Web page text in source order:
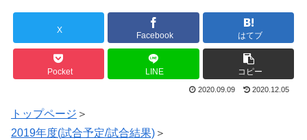
X
Facebook はてブ
Pocket LINE コピー
2020.09.09 2020.12.05
トップページ ＞
2019年度(試合予定/試合結果) ＞